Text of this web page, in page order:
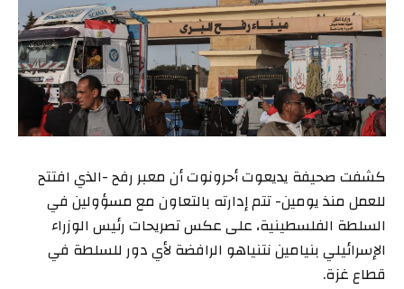
كشفت صحيفة يديعوت أحرونوت أن معبر رفح -الذي افتتح
للعمل منذ يومين- تتم إدارته بالتعاون مع مسؤولين في
السلطة الفلسطينية، على عكس تصريحات رئيس الوزراء
الإسرائيلي بنيامين نتنياهو الرافضة لأي دور للسلطة في
قطاع غزة.